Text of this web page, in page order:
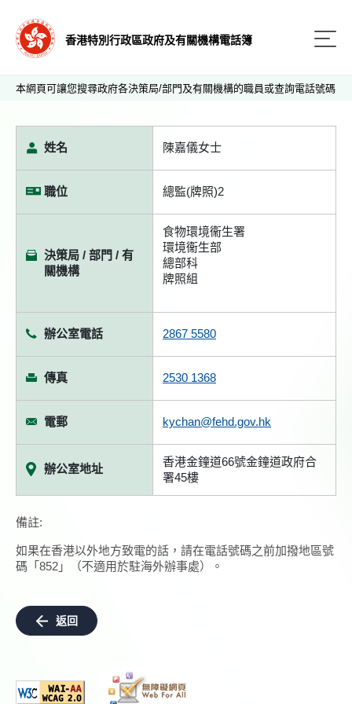
香港特別行政區政府及有關機構電話簿
本網頁可讓您搜尋政府各決策局/部門及有關機構的職員或查詢電話號碼
姓名 陳嘉儀女士
職位 總監(牌照)2
決策局 / 部門 / 有
關機構
食物環境衞生署
環境衞生部
總部科
牌照組
辦公室電話 2867 5580
傳真 2530 1368
電郵 kychan@fehd.gov.hk
辦公室地址
香港金鐘道66號金鐘道政府合
署45樓
備註:
如果在香港以外地方致電的話，請在電話號碼之前加撥地區號
碼「852」（不適用於駐海外辦事處）。
返回